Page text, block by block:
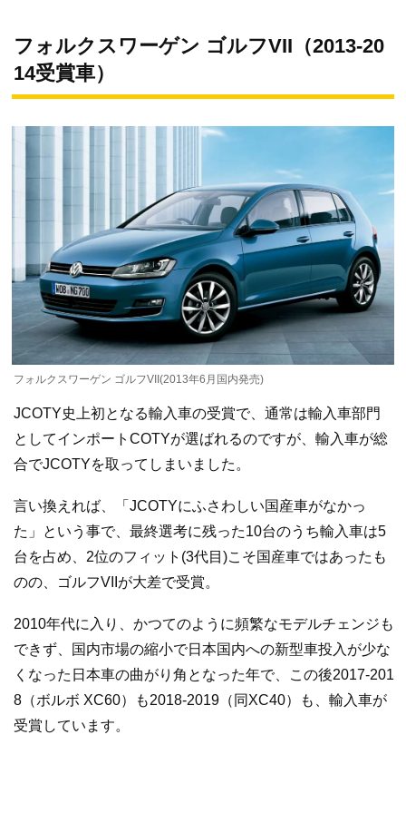
フォルクスワーゲン ゴルフVII（2013-20
14受賞車）
フォルクスワーゲン ゴルフVII(2013年6月国内発売)
JCOTY史上初となる輸入車の受賞で、通常は輸入車部門
としてインポートCOTYが選ばれるのですが、輸入車が総
合でJCOTYを取ってしまいました。
言い換えれば、「JCOTYにふさわしい国産車がなかっ
た」という事で、最終選考に残った10台のうち輸入車は5
台を占め、2位のフィット(3代目)こそ国産車ではあったも
のの、ゴルフVIIが大差で受賞。
2010年代に入り、かつてのように頻繁なモデルチェンジも
できず、国内市場の縮小で日本国内への新型車投入が少な
くなった日本車の曲がり角となった年で、この後2017-201
8（ボルボ XC60）も2018-2019（同XC40）も、輸入車が
受賞しています。